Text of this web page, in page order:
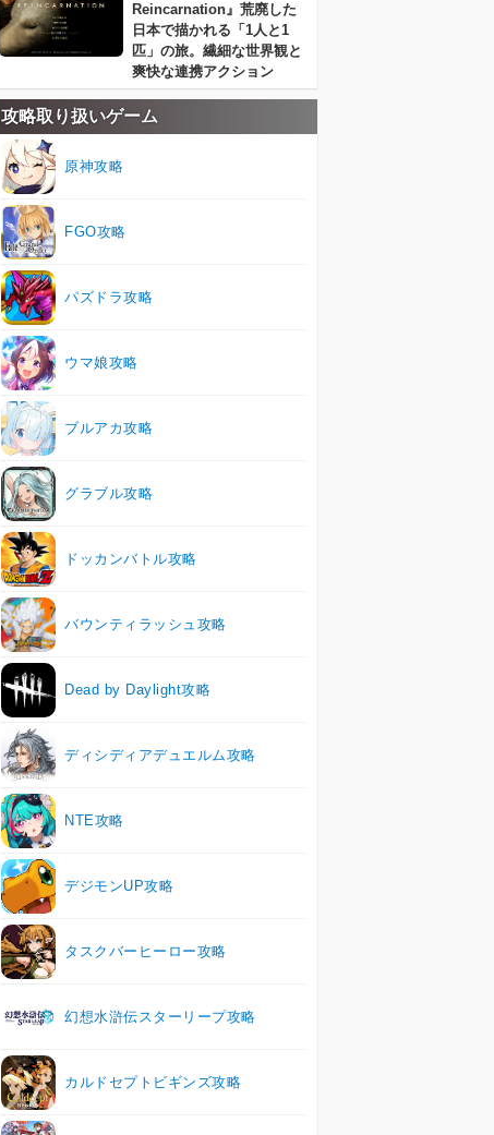
Reincarnation』荒廃した
日本で描かれる「1人と1
匹」の旅。繊細な世界観と
爽快な連携アクション
攻略取り扱いゲーム
原神攻略
FGO攻略
パズドラ攻略
ウマ娘攻略
ブルアカ攻略
グラブル攻略
ドッカンバトル攻略
バウンティラッシュ攻略
Dead by Daylight攻略
ディシディアデュエルム攻略
NTE攻略
デジモンUP攻略
タスクバーヒーロー攻略
幻想水滸伝スターリープ攻略
カルドセプトビギンズ攻略